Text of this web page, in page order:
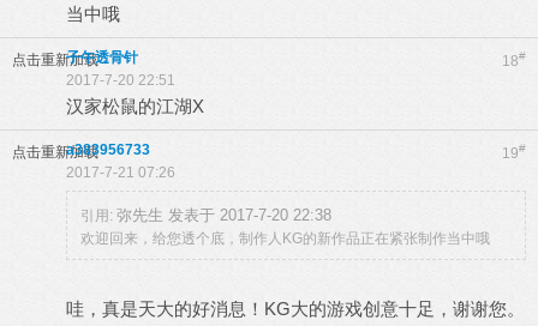
当中哦
点击重新加载 18#
子午透骨针
2017-7-20 22:51
汉家松鼠的江湖X
点击重新加载 19#
a383956733
2017-7-21 07:26
引用: 弥先生 发表于 2017-7-20 22:38
欢迎回来，给您透个底，制作人KG的新作品正在紧张制作当中哦
哇，真是天大的好消息！KG大的游戏创意十足，谢谢您。